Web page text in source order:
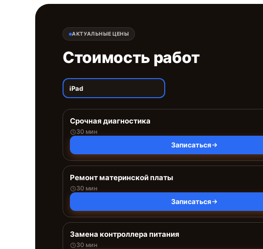
АКТУАЛЬНЫЕ ЦЕНЫ
Стоимость работ
iPad
Срочная диагностика
30 мин
Записаться
Ремонт материнской платы
30 мин
Записаться
Замена контроллера питания
30 мин